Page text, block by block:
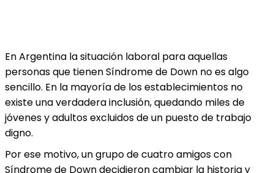
En Argentina la situación laboral para aquellas
personas que tienen Síndrome de Down no es algo
sencillo. En la mayoría de los establecimientos no
existe una verdadera inclusión, quedando miles de
jóvenes y adultos excluidos de un puesto de trabajo
digno.
Por ese motivo, un grupo de cuatro amigos con
Síndrome de Down decidieron cambiar la historia y